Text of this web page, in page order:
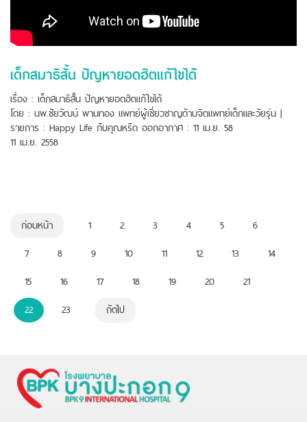
เด็กสมาธิสั้น ปัญหายอดฮิตแก้ไขได้
เรื่อง : เด็กสมาธิสั้น ปัญหายอดฮิตแก้ไขได้
โดย : นพ.ชัยวัฒน์ พานทอง แพทย์ผู้เชี่ยวชาญด้านจิตแพทย์เด็กและวัยรุ่น |
รายการ : Happy Life กับคุณหรีด ออกอากาศ : 11 เม.ย. 58
11 เม.ย. 2558
ก่อนหน้า 1 2 3 4 5
6
7
8 9 10 11 12 13
14
15
16 17 18 19 20
21
22
23 ถัดไป